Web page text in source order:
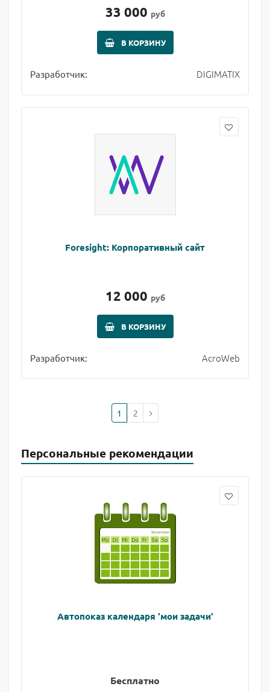
33 000 руб
В КОРЗИНУ
Разработчик: DIGIMATIX
Foresight: Корпоративный сайт
12 000 руб
В КОРЗИНУ
Разработчик: AcroWeb
1 2
Персональные рекомендации
Автопоказ календаря 'мои задачи'
Бесплатно